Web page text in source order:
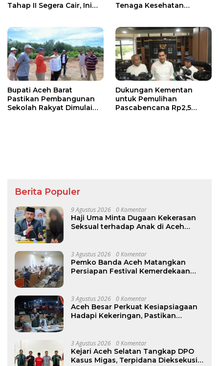
Tahap II Segera Cair, Ini
Tenaga Kesehatan
Bupati Aceh Barat
Pastikan Pembangunan
Sekolah Rakyat Dimulai
Dukungan Kementan
untuk Pemulihan
Pascabencana Rp2,5
Berita Populer
9 Agustus 2026 0 Komentar
Haji Uma Minta Dugaan Kekerasan
Seksual terhadap Anak di Aceh
3 Agustus 2026 0 Komentar
Pemko Banda Aceh Matangkan
Persiapan Festival Kemerdekaan
3 Agustus 2026 0 Komentar
Aceh Besar Perkuat Kesiapsiagaan
Hadapi Kekeringan, Pastikan
3 Agustus 2026 0 Komentar
Kejari Aceh Selatan Tangkap DPO
Kasus Migas, Terpidana Dieksekusi